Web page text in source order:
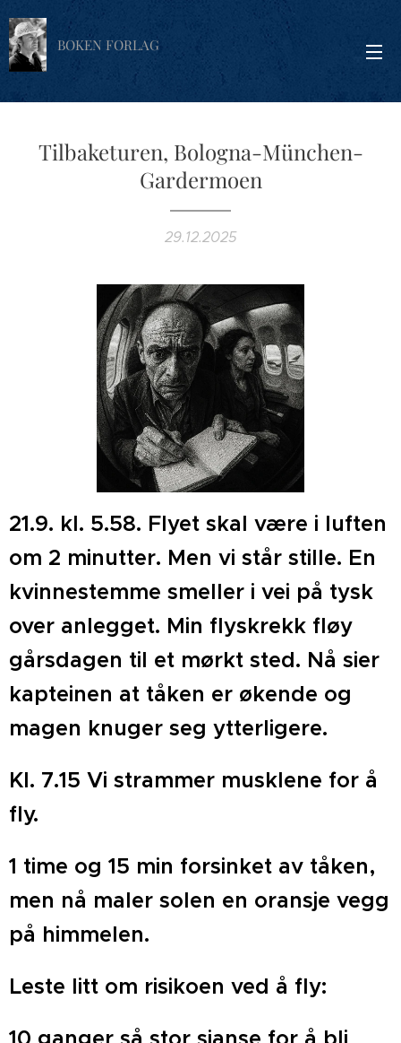
BOKEN FORLAG
Tilbaketuren, Bologna-München-
Gardermoen
29.12.2025
21.9. kl. 5.58. Flyet skal være i luften
om 2 minutter. Men vi står stille. En
kvinnestemme smeller i vei på tysk
over anlegget. Min flyskrekk fløy
gårsdagen til et mørkt sted. Nå sier
kapteinen at tåken er økende og
magen knuger seg ytterligere.
Kl. 7.15 Vi strammer musklene for å
fly.
1 time og 15 min forsinket av tåken,
men nå maler solen en oransje vegg
på himmelen.
Leste litt om risikoen ved å fly: